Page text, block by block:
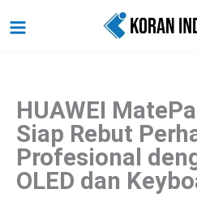
ke
HUAWEI
Siap Rebut
Profesional
OLED dan
a